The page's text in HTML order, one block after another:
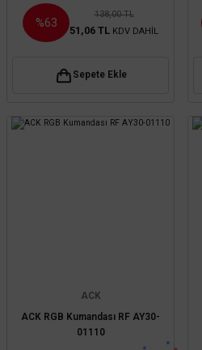
%63
138,00 TL
51,06 TL KDV DAHİL
Sepete Ekle
ACK
ACK RGB Kumandası RF AY30-
01110